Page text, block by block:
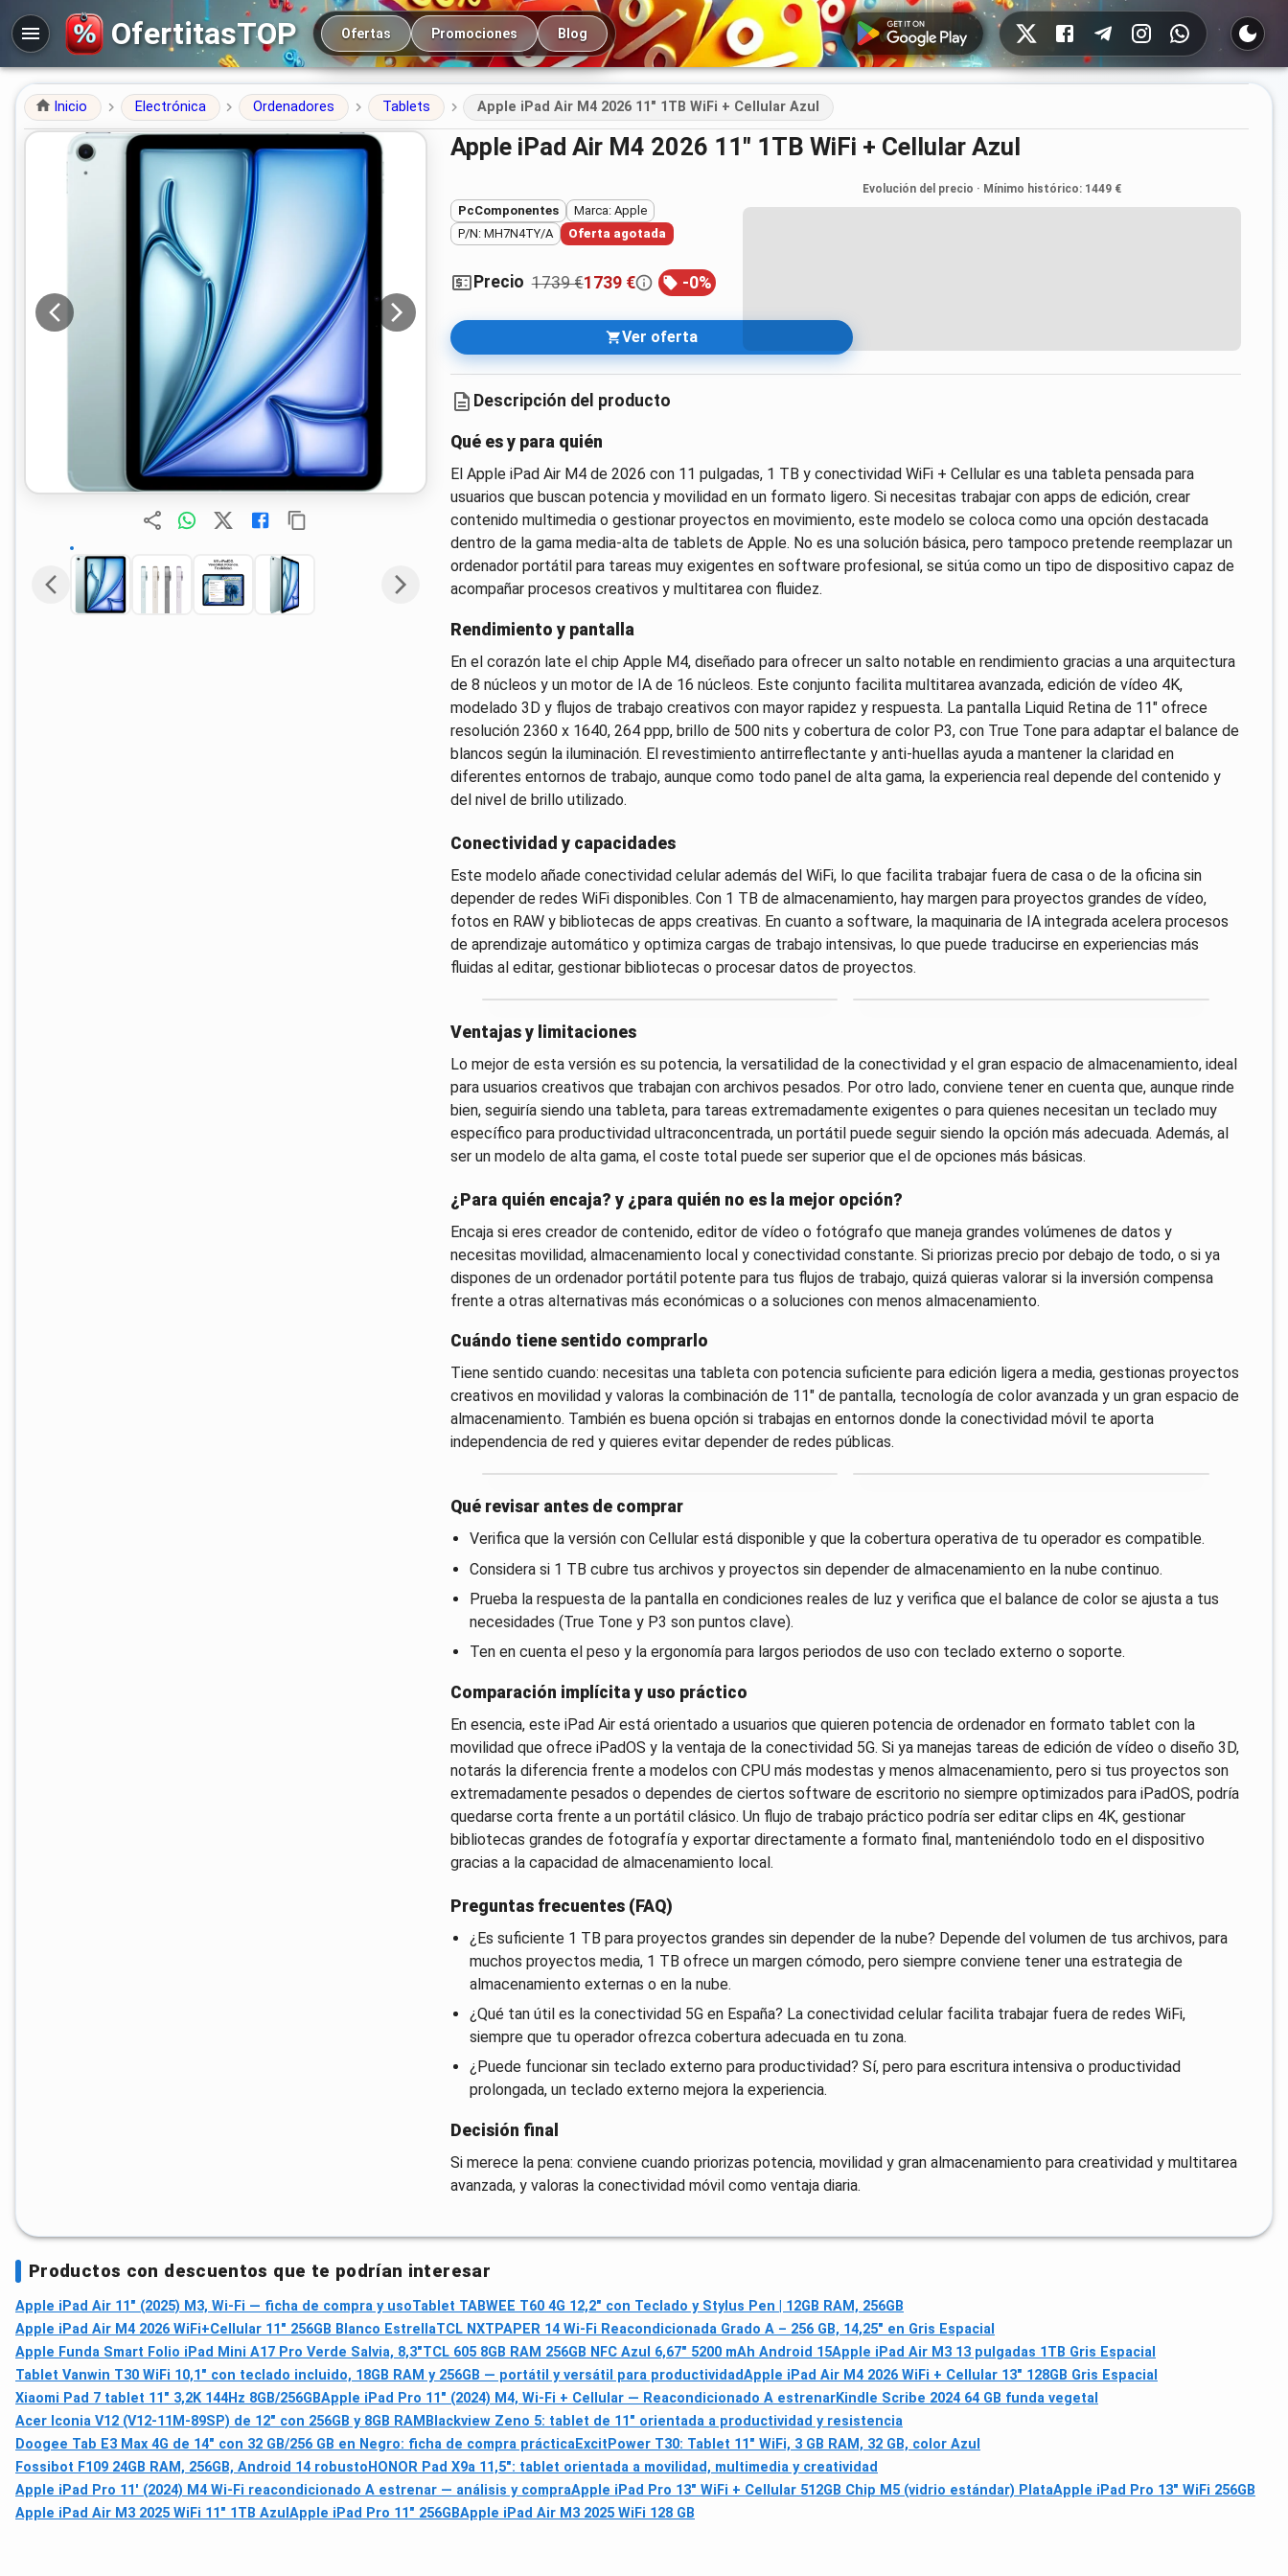
OfertitasTOP Navegación principal
Ofertas Promociones Blog
Redes sociales
Inicio Electrónica Ordenadores Tablets Apple iPad Air M4 2026 11" 1TB WiFi + Cellular Azul
Apple iPad Air M4 2026 11" 1TB WiFi + Cellular Azul
PcComponentes
Marca: Apple
P/N: MH7N4TY/A
Oferta agotada
Precio 1739 €1739 € -0%
Ver oferta
Evolución del precio · Mínimo histórico: 1449 €
Descripción del producto
Qué es y para quién
El Apple iPad Air M4 de 2026 con 11 pulgadas, 1 TB y conectividad WiFi + Cellular es una tableta pensada para
usuarios que buscan potencia y movilidad en un formato ligero. Si necesitas trabajar con apps de edición, crear
contenido multimedia o gestionar proyectos en movimiento, este modelo se coloca como una opción destacada
dentro de la gama media-alta de tablets de Apple. No es una solución básica, pero tampoco pretende reemplazar un
ordenador portátil para tareas muy exigentes en software profesional, se sitúa como un tipo de dispositivo capaz de
acompañar procesos creativos y multitarea con fluidez.
Rendimiento y pantalla
En el corazón late el chip Apple M4, diseñado para ofrecer un salto notable en rendimiento gracias a una arquitectura
de 8 núcleos y un motor de IA de 16 núcleos. Este conjunto facilita multitarea avanzada, edición de vídeo 4K,
modelado 3D y flujos de trabajo creativos con mayor rapidez y respuesta. La pantalla Liquid Retina de 11" ofrece
resolución 2360 x 1640, 264 ppp, brillo de 500 nits y cobertura de color P3, con True Tone para adaptar el balance de
blancos según la iluminación. El revestimiento antirreflectante y anti-huellas ayuda a mantener la claridad en
diferentes entornos de trabajo, aunque como todo panel de alta gama, la experiencia real depende del contenido y
del nivel de brillo utilizado.
Conectividad y capacidades
Este modelo añade conectividad celular además del WiFi, lo que facilita trabajar fuera de casa o de la oficina sin
depender de redes WiFi disponibles. Con 1 TB de almacenamiento, hay margen para proyectos grandes de vídeo,
fotos en RAW y bibliotecas de apps creativas. En cuanto a software, la maquinaria de IA integrada acelera procesos
de aprendizaje automático y optimiza cargas de trabajo intensivas, lo que puede traducirse en experiencias más
fluidas al editar, gestionar bibliotecas o procesar datos de proyectos.
Ventajas y limitaciones
Lo mejor de esta versión es su potencia, la versatilidad de la conectividad y el gran espacio de almacenamiento, ideal
para usuarios creativos que trabajan con archivos pesados. Por otro lado, conviene tener en cuenta que, aunque rinde
bien, seguiría siendo una tableta, para tareas extremadamente exigentes o para quienes necesitan un teclado muy
específico para productividad ultraconcentrada, un portátil puede seguir siendo la opción más adecuada. Además, al
ser un modelo de alta gama, el coste total puede ser superior que el de opciones más básicas.
¿Para quién encaja? y ¿para quién no es la mejor opción?
Encaja si eres creador de contenido, editor de vídeo o fotógrafo que maneja grandes volúmenes de datos y
necesitas movilidad, almacenamiento local y conectividad constante. Si priorizas precio por debajo de todo, o si ya
dispones de un ordenador portátil potente para tus flujos de trabajo, quizá quieras valorar si la inversión compensa
frente a otras alternativas más económicas o a soluciones con menos almacenamiento.
Cuándo tiene sentido comprarlo
Tiene sentido cuando: necesitas una tableta con potencia suficiente para edición ligera a media, gestionas proyectos
creativos en movilidad y valoras la combinación de 11" de pantalla, tecnología de color avanzada y un gran espacio de
almacenamiento. También es buena opción si trabajas en entornos donde la conectividad móvil te aporta
independencia de red y quieres evitar depender de redes públicas.
Qué revisar antes de comprar
Verifica que la versión con Cellular está disponible y que la cobertura operativa de tu operador es compatible.
Considera si 1 TB cubre tus archivos y proyectos sin depender de almacenamiento en la nube continuo.
Prueba la respuesta de la pantalla en condiciones reales de luz y verifica que el balance de color se ajusta a tus
necesidades (True Tone y P3 son puntos clave).
Ten en cuenta el peso y la ergonomía para largos periodos de uso con teclado externo o soporte.
Comparación implícita y uso práctico
En esencia, este iPad Air está orientado a usuarios que quieren potencia de ordenador en formato tablet con la
movilidad que ofrece iPadOS y la ventaja de la conectividad 5G. Si ya manejas tareas de edición de vídeo o diseño 3D,
notarás la diferencia frente a modelos con CPU más modestas y menos almacenamiento, pero si tus proyectos son
extremadamente pesados o dependes de ciertos software de escritorio no siempre optimizados para iPadOS, podría
quedarse corta frente a un portátil clásico. Un flujo de trabajo práctico podría ser editar clips en 4K, gestionar
bibliotecas grandes de fotografía y exportar directamente a formato final, manteniéndolo todo en el dispositivo
gracias a la capacidad de almacenamiento local.
Preguntas frecuentes (FAQ)
¿Es suficiente 1 TB para proyectos grandes sin depender de la nube? Depende del volumen de tus archivos, para
muchos proyectos media, 1 TB ofrece un margen cómodo, pero siempre conviene tener una estrategia de
almacenamiento externas o en la nube.
¿Qué tan útil es la conectividad 5G en España? La conectividad celular facilita trabajar fuera de redes WiFi,
siempre que tu operador ofrezca cobertura adecuada en tu zona.
¿Puede funcionar sin teclado externo para productividad? Sí, pero para escritura intensiva o productividad
prolongada, un teclado externo mejora la experiencia.
Decisión final
Si merece la pena: conviene cuando priorizas potencia, movilidad y gran almacenamiento para creatividad y multitarea
avanzada, y valoras la conectividad móvil como ventaja diaria.
Productos con descuentos que te podrían interesar
Apple iPad Air 11" (2025) M3, Wi‑Fi — ficha de compra y usoTablet TABWEE T60 4G 12,2" con Teclado y Stylus Pen | 12GB RAM, 256GB
Apple iPad Air M4 2026 WiFi+Cellular 11" 256GB Blanco EstrellaTCL NXTPAPER 14 Wi‑Fi Reacondicionada Grado A – 256 GB, 14,25" en Gris Espacial
Apple Funda Smart Folio iPad Mini A17 Pro Verde Salvia, 8,3"TCL 605 8GB RAM 256GB NFC Azul 6,67" 5200 mAh Android 15Apple iPad Air M3 13 pulgadas 1TB Gris Espacial
Tablet Vanwin T30 WiFi 10,1" con teclado incluido, 18GB RAM y 256GB — portátil y versátil para productividadApple iPad Air M4 2026 WiFi + Cellular 13" 128GB Gris Espacial
Xiaomi Pad 7 tablet 11" 3,2K 144Hz 8GB/256GBApple iPad Pro 11" (2024) M4, Wi‑Fi + Cellular — Reacondicionado A estrenarKindle Scribe 2024 64 GB funda vegetal
Acer Iconia V12 (V12-11M-89SP) de 12" con 256GB y 8GB RAM Blackview Zeno 5: tablet de 11" orientada a productividad y resistencia
Doogee Tab E3 Max 4G de 14" con 32 GB/256 GB en Negro: ficha de compra prácticaExcitPower T30: Tablet 11" WiFi, 3 GB RAM, 32 GB, color Azul
Fossibot F109 24GB RAM, 256GB, Android 14 robusto HONOR Pad X9a 11,5": tablet orientada a movilidad, multimedia y creatividad
Apple iPad Pro 11' (2024) M4 Wi‑Fi reacondicionado A estrenar — análisis y compraApple iPad Pro 13" WiFi + Cellular 512GB Chip M5 (vidrio estándar) PlataApple iPad Pro 13" WiFi 256GB
Apple iPad Air M3 2025 WiFi 11" 1TB Azul Apple iPad Pro 11" 256GBApple iPad Air M3 2025 WiFi 128 GB